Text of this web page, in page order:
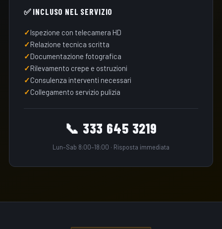
✅ INCLUSO NEL SERVIZIO
Ispezione con telecamera HD
Relazione tecnica scritta
Documentazione fotografica
Rilevamento crepe e ostruzioni
Consulenza interventi necessari
Collegamento servizio pulizia
📞 333 645 3219
Lun–Sab 8:00–18:00 · Risposta immediata